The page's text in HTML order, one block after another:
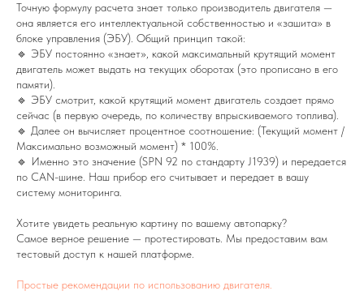
Точную формулу расчета знает только производитель двигателя —
она является его интеллектуальной собственностью и «зашита» в
блоке управления (ЭБУ). Общий принцип такой:
🔹 ЭБУ постоянно «знает», какой максимальный крутящий момент
двигатель может выдать на текущих оборотах (это прописано в его
памяти).
🔹 ЭБУ смотрит, какой крутящий момент двигатель создает прямо
сейчас (в первую очередь, по количеству впрыскиваемого топлива).
🔹 Далее он вычисляет процентное соотношение: (Текущий момент /
Максимально возможный момент) * 100%.
🔹 Именно это значение (SPN 92 по стандарту J1939) и передается
по CAN-шине. Наш прибор его считывает и передает в вашу
систему мониторинга.
Хотите увидеть реальную картину по вашему автопарку?
Самое верное решение — протестировать. Мы предоставим вам
тестовый доступ к нашей платформе.
Простые рекомендации по использованию двигателя.